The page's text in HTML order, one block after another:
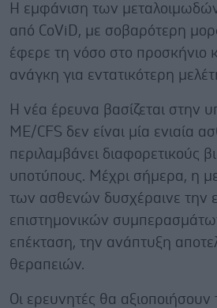
Η εμφάνιση των
από CοViD, με σοβαρότερη
έφερε τη νόσο στο προσκήνιο
ανάγκη για εντατικότερη
Η νέα έρευνα βασίζεται στην
ME/CFS δεν είναι μία ενιαία
περιλαμβάνει διαφορετικούς
υποτύπους. Μέχρι σήμερα, η
των ασθενών δυσχέραινε
επιστημονικών
επέκταση, την ανάπτυξη
θεραπειών.
Οι ερευνητές θα αξιοποιήσουν